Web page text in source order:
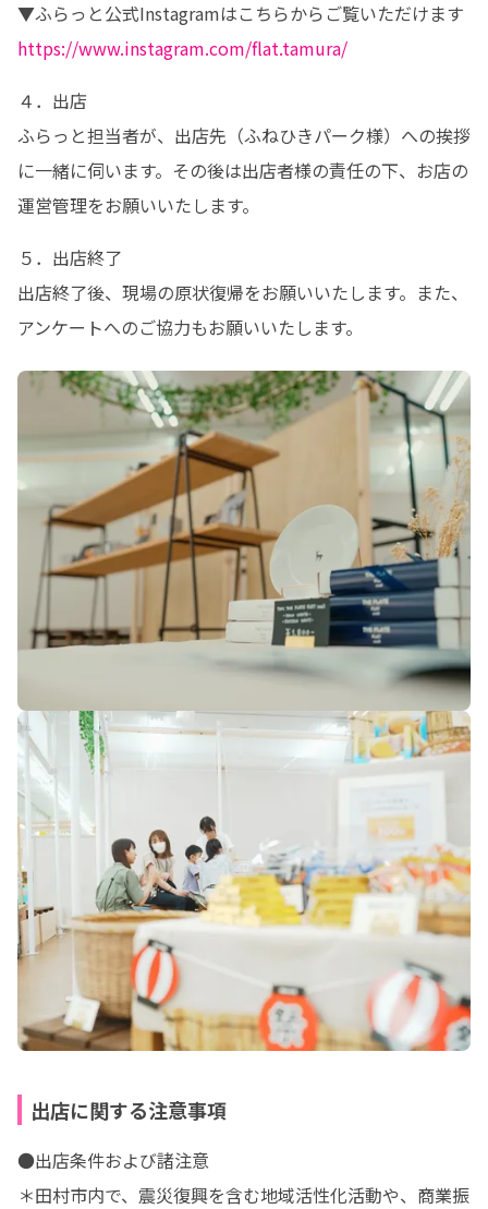
https://www.instagram.com/flat.tamura/
４．出店
ふらっと担当者が、出店先（ふねひきパーク様）への挨拶
に一緒に伺います。その後は出店者様の責任の下、お店の
運営管理をお願いいたします。
５．出店終了
出店終了後、現場の原状復帰をお願いいたします。また、
アンケートへのご協力もお願いいたします。
出店に関する注意事項
●出店条件および諸注意
＊田村市内で、震災復興を含む地域活性化活動や、商業振